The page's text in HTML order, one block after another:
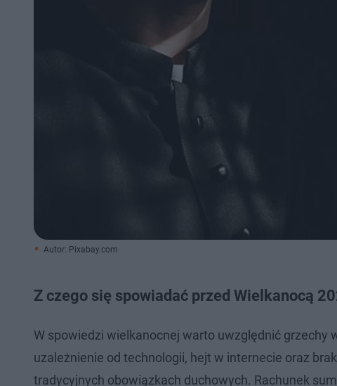
Autor: Pixabay.com
Z czego się spowiadać przed Wielkanocą
W spowiedzi wielkanocnej warto uwzględnić grzechy
uzależnienie od technologii, hejt w internecie oraz
tradycyjnych obowiązkach duchowych. Rachunek